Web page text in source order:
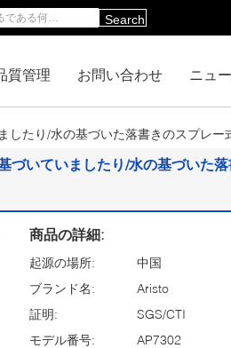
Search
質管理 お問い合わせ ニュ
したり/水の基づいた落書きのスプレー
づいていましたり/水の基づいた
商品の詳細:
起源の場所:
中国
ブランド名:
Aristo
証明:
SGS/CTI
モデル番号:
AP7302